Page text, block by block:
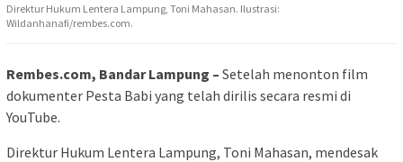
Direktur Hukum Lentera Lampung, Toni Mahasan. Ilustrasi:
Wildanhanafi/rembes.com.
Rembes.com, Bandar Lampung – Setelah menonton film
dokumenter Pesta Babi yang telah dirilis secara resmi di
YouTube.
Direktur Hukum Lentera Lampung, Toni Mahasan, mendesak